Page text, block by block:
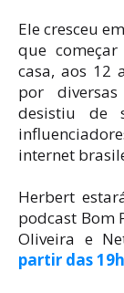
Ele cresceu
que
casa, aos 12
por
desistiu de
internet
Herbert
podcast Bom
Oliveira e
partir das